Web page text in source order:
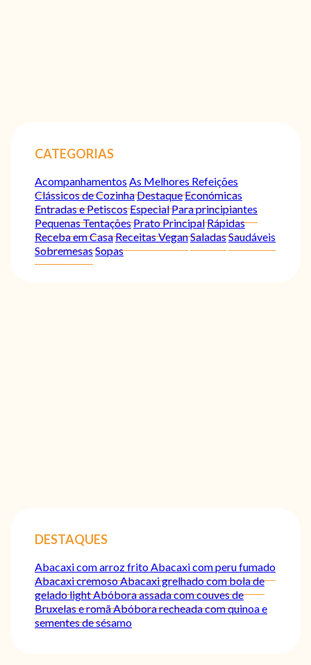
CATEGORIAS
Acompanhamentos As Melhores Refeições
Clássicos de CozinhaDestaqueEconómicas
Entradas e PetiscosEspecialPara principiantes
Pequenas TentaçõesPrato PrincipalRápidas
Receba em CasaReceitas VeganSaladasSaudáveis
SobremesasSopas
DESTAQUES
Abacaxi com arroz frito Abacaxi com peru fumado
Abacaxi cremosoAbacaxi grelhado com bola de
gelado lightAbóbora assada com couves de
Bruxelas e romãAbóbora recheada com quinoa e
sementes de sésamo